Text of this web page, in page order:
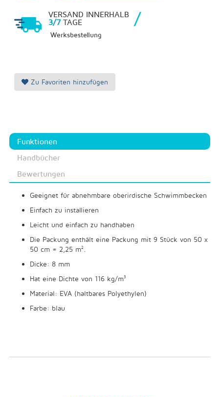
VERSAND INNERHALB
3/7TAGE /
Werksbestellung
Zu Favoriten hinzufügen
Funktionen
Handbücher
Bewertungen
Geeignet für abnehmbare oberirdische Schwimmbecken
Einfach zu installieren
Leicht und einfach zu handhaben
Die Packung enthält eine Packung mit 9 Stück von 50 x
50 cm = 2,25 m².
Dicke: 8 mm
Hat eine Dichte von 116 kg/m³
Material: EVA (haltbares Polyethylen)
Farbe: blau